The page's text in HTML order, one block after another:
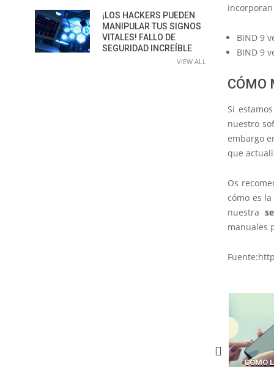
BIND 9
BIND 9
CÓMO
Si
nuestro
embargo
que
Os
cómo es
nuestra
manuales
CÓMO
¡LOS HACKERS PUEDEN
MANIPULAR TUS SIGNOS
VITALES! FALLO DE
SEGURIDAD INCREÍBLE
VIEW ALL